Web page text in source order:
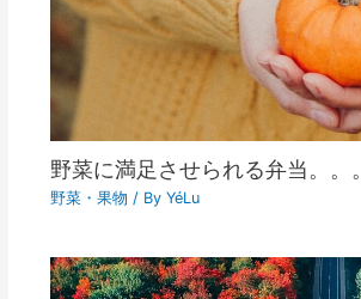
野菜に満足させられる弁当。。。
野菜・果物 / By YéLu